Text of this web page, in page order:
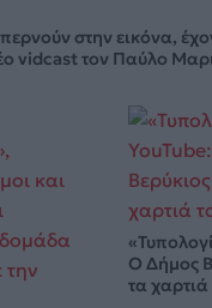
στην εικόνα,
vidcast τον Παύλο
Ο Δήμος
τα